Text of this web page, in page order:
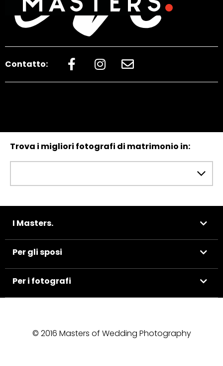
Contatto:
Trova i migliori fotografi di matrimonio in:
I Masters.
Per gli sposi
Per i fotografi
© 2016 Masters of Wedding Photography